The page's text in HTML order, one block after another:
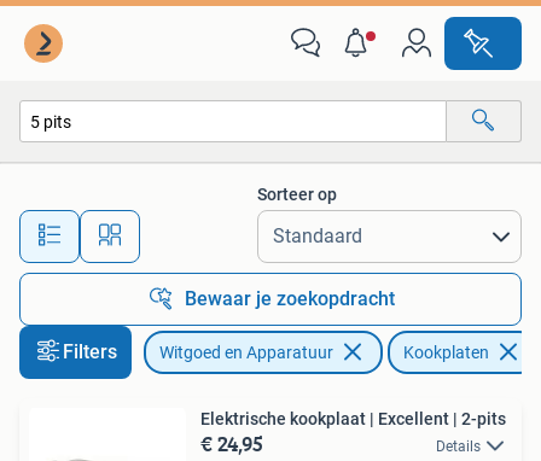
Alle afstanden…
Sorteer op
Bewaar je zoekopdracht
Filters Witgoed en Apparatuur Kookplaten
Elektrische kookplaat | Excellent | 2-pits
€ 24,95 Details